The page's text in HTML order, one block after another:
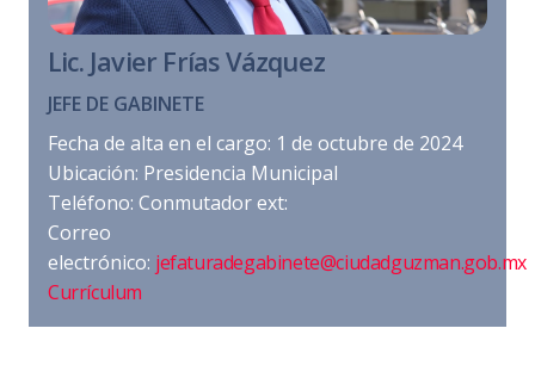
Lic. Javier Frías Vázquez
JEFE DE GABINETE
Fecha de alta en el cargo: 1 de octubre de 2024
Ubicación: Presidencia Municipal
Teléfono: Conmutador ext:
Correo
electrónico: jefaturadegabinete@ciudadguzman.gob.mx
Currículum